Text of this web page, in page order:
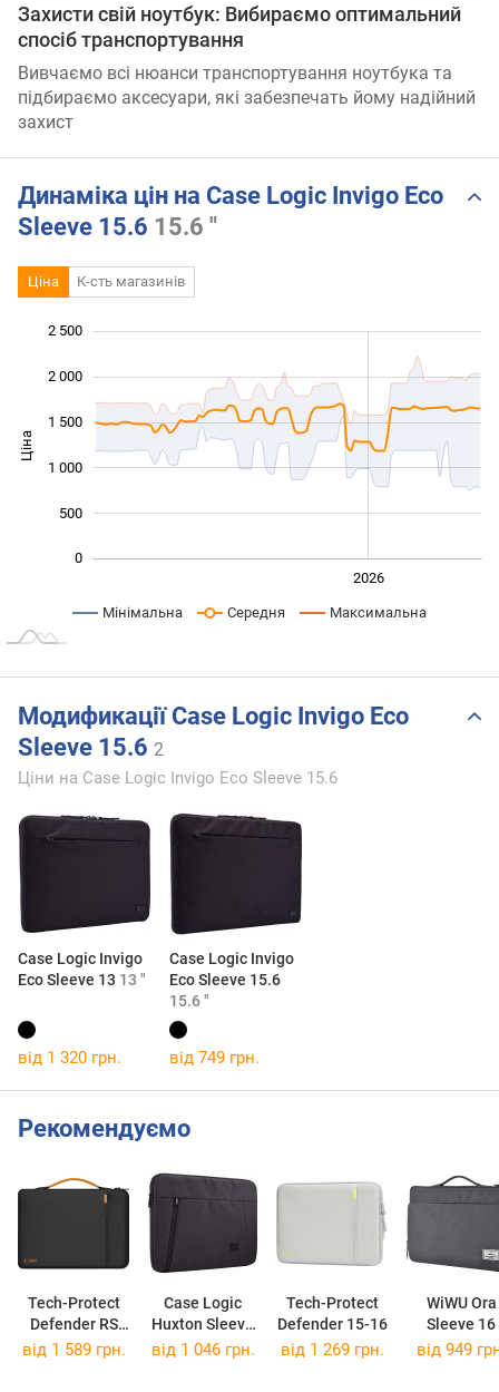
Захисти свій ноутбук: Вибираємо оптимальний
спосіб транспортування
Вивчаємо всі нюанси транспортування ноутбука та
підбираємо аксесуари, які забезпечать йому надійний
захист
Динаміка цін на Case Logic Invigo Eco
Sleeve 15.6 15.6 "
Ціна К-сть магазинів
Ціна
0
500
1 000
1 500
2 000
2 500
2026
Мінімальна Середня Максимальна
Модификації Case Logic Invigo Eco
Sleeve 15.6 2
Ціни на Case Logic Invigo Eco Sleeve 15.6
Case Logic Invigo
Eco Sleeve 13 13 "
Case Logic Invigo
Eco Sleeve 15.6
15.6 "
від 1 320 грн. від 749 грн.
Рекомендуємо
Tech-Protect
Defender RS
15-16
Case Logic
Huxton Sleeve
HUXS-215
Tech-Protect
Defender 15-16
WiWU Ora
Sleeve 16
від 1 589 грн. від 1 046 грн. від 1 269 грн. від 949